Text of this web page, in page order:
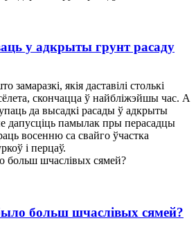
у адкрыты грунт расаду
якія даставілі столькі
скончацца ў найбліжэйшы час. А
да высадкі расады ў адкрыты
дапусціць памылак пры перасадцы
восенню са свайго ўчастка
і перцаў.
больш шчаслівых сямей?